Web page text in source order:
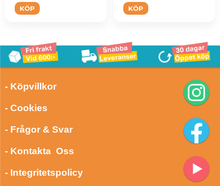
KÖP KÖP
- Köpvillkor
- Cookies
- Frågor & Svar
- Kontakta Oss
- Integritetspolicy